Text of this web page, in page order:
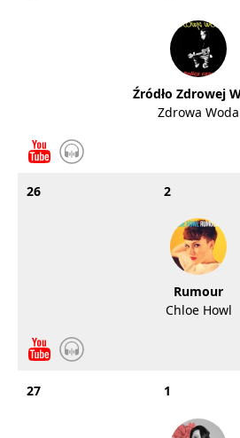
Źródło Zdrowej
Zdrowa Woda
26 2
Rumour
Chloe Howl
27 1